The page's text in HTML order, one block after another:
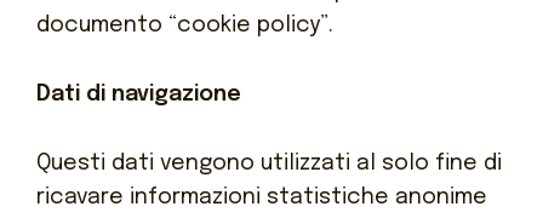
documento “cookie policy”.
Dati di navigazione
Questi dati vengono utilizzati al solo fine di
ricavare informazioni statistiche anonime